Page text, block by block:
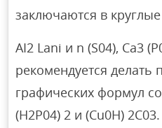
заключаются в
AI2 Lani и n (S04), Ca3
рекомендуется делать
графических формул
(H2P04) 2 и (Cu0H)